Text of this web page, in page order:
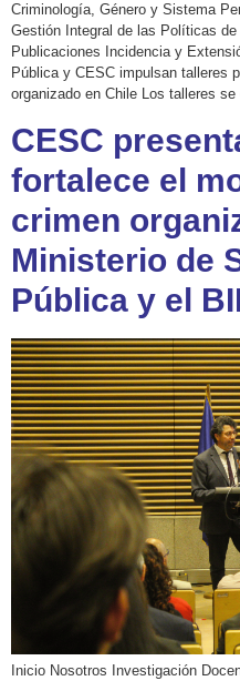
Criminología, Género y Sistema
Gestión Integral de las Políticas
Publicaciones Incidencia y
Pública y CESC impulsan talleres
organizado en Chile Los talleres
CESC
fortalece el
crimen
Ministerio de
Pública y el
Inicio Nosotros Investigación